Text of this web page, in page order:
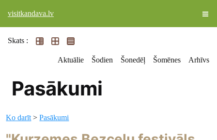
visitkandava.lv
Skats :
Aktuālie Šodien Šonedēļ Šomēnes Arhīvs
Pasākumi
Ko darīt >Pasākumi